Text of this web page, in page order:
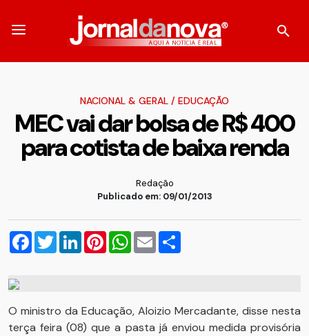
NACIONAL & GERAL / EDUCAÇÃO
MEC vai dar bolsa de R$ 400
para cotista de baixa renda
Redação
Publicado em: 09/01/2013
Facebook
TwitterLinkedInPinterestWhatsApp
Email
O ministro da Educação, Aloizio Mercadante, disse nesta
terça feira (08) que a pasta já enviou medida provisória